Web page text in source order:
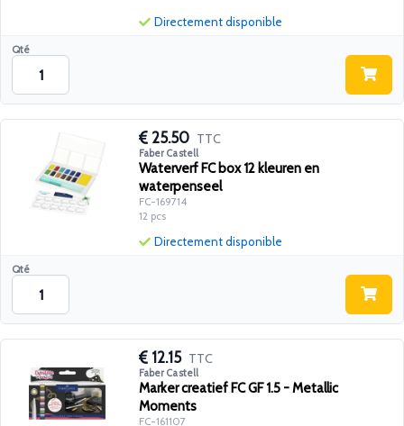
Qté
Directement disponible
25.50 TTC
Faber Castell
Waterverf FC box 12 kleuren en
waterpenseel
FC-169714
12 pcs
Qté
Directement disponible
12.15 TTC
Faber Castell
Marker creatief FC GF 1.5 - Metallic
Moments
FC-161107